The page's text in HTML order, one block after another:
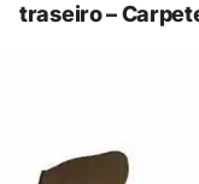
traseiro –